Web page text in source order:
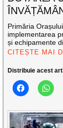
Primăria
implementarea
și echipamente
CITEȘTE MAI
Distribuie acest